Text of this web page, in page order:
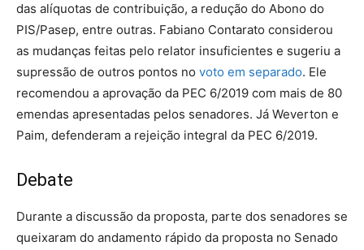
das alíquotas de contribuição, a redução do Abono do
PIS/Pasep, entre outras. Fabiano Contarato considerou
as mudanças feitas pelo relator insuficientes e sugeriu a
supressão de outros pontos no voto em separado. Ele
recomendou a aprovação da PEC 6/2019 com mais de 80
emendas apresentadas pelos senadores. Já Weverton e
Paim, defenderam a rejeição integral da PEC 6/2019.
Debate
Durante a discussão da proposta, parte dos senadores se
queixaram do andamento rápido da proposta no Senado